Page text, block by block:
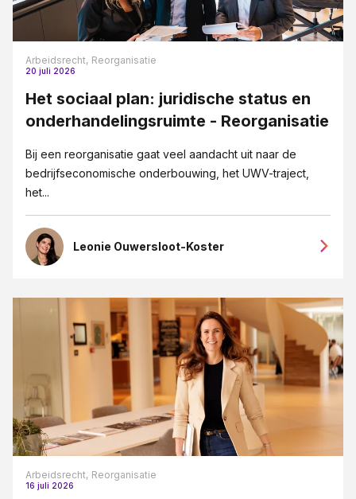
Arbeidsrecht, Reorganisatie
20 juli 2026
Het sociaal plan: juridische status en
onderhandelingsruimte - Reorganisatie
Bij een reorganisatie gaat veel aandacht uit naar de
bedrijfseconomische onderbouwing, het UWV-traject,
het...
Leonie Ouwersloot-Koster
Arbeidsrecht, Reorganisatie
16 juli 2026